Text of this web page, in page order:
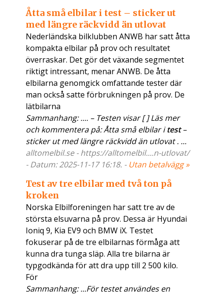
Åtta små elbilar i test – sticker ut
med längre räckvidd än utlovat
Nederländska bilklubben ANWB har satt åtta
kompakta elbilar på prov och resultatet
överraskar. Det gör det växande segmentet
riktigt intressant, menar ANWB. De åtta
elbilarna genomgick omfattande tester där
man också satte förbrukningen på prov. De
lätbilarna
Sammanhang: .... – Testen visar [ ] Läs mer
och kommentera på: Åtta små elbilar itest–
sticker ut med längre räckvidd än utlovat . ...
alltomelbil.se - https://alltomelbil....n-utlovat/
- Datum: 2025-11-17 16:18. - Utan betalvägg »
Test av tre elbilar med två ton på
kroken
Norska Elbilforeningen har satt tre av de
största elsuvarna på prov. Dessa är Hyundai
Ioniq 9, Kia EV9 och BMW iX. Testet
fokuserar på de tre elbilarnas förmåga att
kunna dra tunga släp. Alla tre bilarna är
typgodkända för att dra upp till 2 500 kilo.
För
Sammanhang: ...För testet användes en